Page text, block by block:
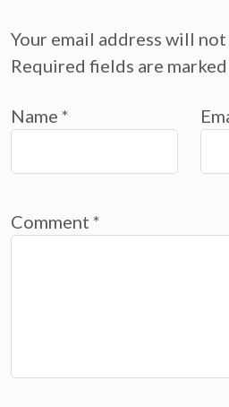
Your email address will
Required fields are marked
Name *
Comment *